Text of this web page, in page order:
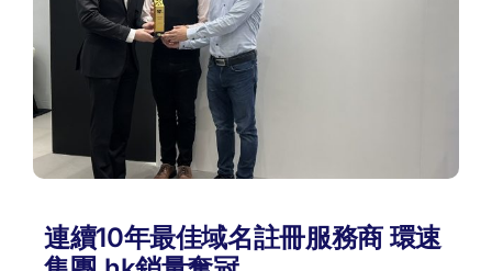
連續10年最佳域名註冊服務商 環速